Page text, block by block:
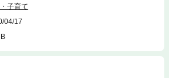
子育て
04/17